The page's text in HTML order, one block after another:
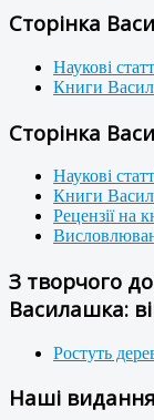
Сторінка
Наукові
Книги
Сторінка
Наукові
Книги
Рецензії на
З творчого
Василашка:
Ростуть
Наші видання